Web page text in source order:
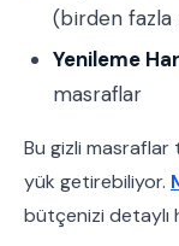
(birden fazla
Yenileme
masraflar
Bu gizli masraflar
yük getirebiliyor.
bütçenizi detaylı